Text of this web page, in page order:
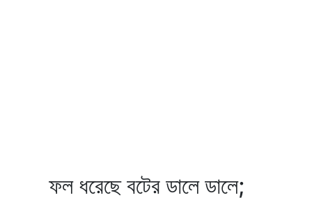
ফল ধরেছে বটের ডালে ডালে;